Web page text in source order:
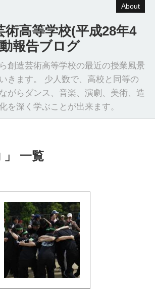
About
術高等学校(平成28年4
報告ブログ
創造芸術高等学校の最近の授業風景
きます。 少人数で、高校と同等の
がらダンス、音楽、演劇、美術、造
を深く学ぶことが出来ます。
」 一覧